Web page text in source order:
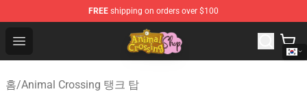
FREE shipping on orders over $100
Open menu
Animal Crossing Shop - Official Animal Crossing
홈/Animal Crossing 탱크 탑